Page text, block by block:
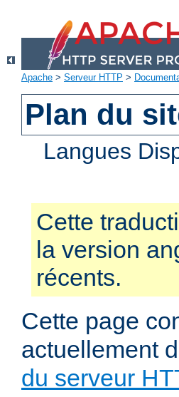
Apache > Serveur HTTP >
Plan du
Langues
Cette
la version
récents.
Cette page
actuellement
du serveur